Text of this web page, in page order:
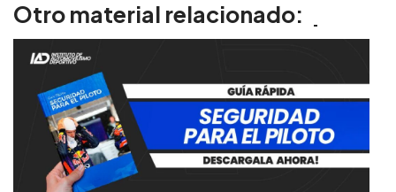
Otro material relacionado: